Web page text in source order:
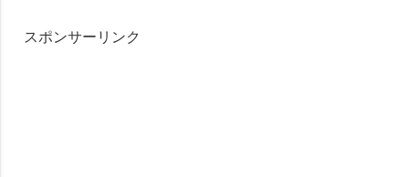
スポンサーリンク